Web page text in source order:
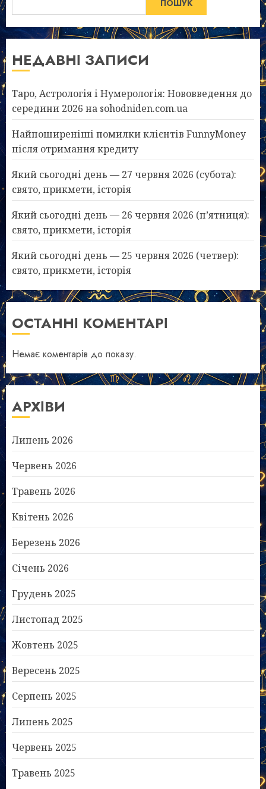
ПОШУК
НЕДАВНІ ЗАПИСИ
Таро, Астрологія і Нумерологія: Нововведення до
середини 2026 на sohodniden.com.ua
Найпоширеніші помилки клієнтів FunnyMoney
після отримання кредиту
Який сьогодні день — 27 червня 2026 (субота):
свято, прикмети, історія
Який сьогодні день — 26 червня 2026 (п’ятниця):
свято, прикмети, історія
Який сьогодні день — 25 червня 2026 (четвер):
свято, прикмети, історія
ОСТАННІ КОМЕНТАРІ
Немає коментарів до показу.
АРХІВИ
Липень 2026
Червень 2026
Травень 2026
Квітень 2026
Березень 2026
Січень 2026
Грудень 2025
Листопад 2025
Жовтень 2025
Вересень 2025
Серпень 2025
Липень 2025
Червень 2025
Травень 2025